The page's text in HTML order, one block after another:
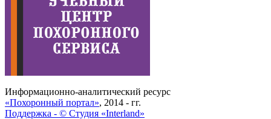
Информационно-аналитический ресурс
«Похоронный портал», 2014 - гг.
Поддержка - © Cтудия «Interland»